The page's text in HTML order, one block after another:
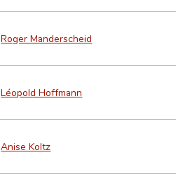
Roger Manderscheid
Léopold Hoffmann
Anise Koltz